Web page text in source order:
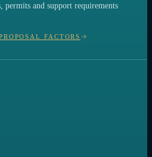
and support requirements
FACTORS